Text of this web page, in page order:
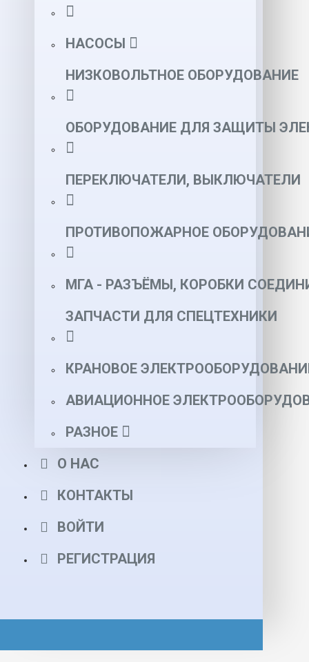
НАСОСЫ
НИЗКОВОЛЬТНОЕ ОБОРУДОВАНИЕ
ОБОРУДОВАНИЕ ДЛЯ ЗАЩИТЫ
ПЕРЕКЛЮЧАТЕЛИ, ВЫКЛЮЧАТЕЛИ
ПРОТИВОПОЖАРНОЕ
МГА - РАЗЪЁМЫ, КОРОБКИ
ЗАПЧАСТИ ДЛЯ СПЕЦТЕХНИКИ
КРАНОВОЕ
АВИАЦИОННОЕ
РАЗНОЕ
О НАС
КОНТАКТЫ
ВОЙТИ
РЕГИСТРАЦИЯ